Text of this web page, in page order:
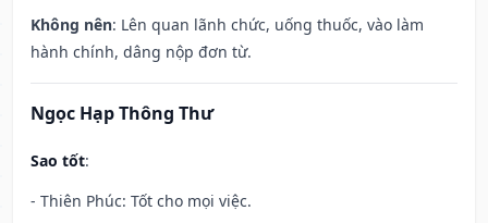
Không nên: Lên quan lãnh chức, uống thuốc, vào làm
hành chính, dâng nộp đơn từ.
Ngọc Hạp Thông Thư
Sao tốt:
- Thiên Phúc: Tốt cho mọi việc.